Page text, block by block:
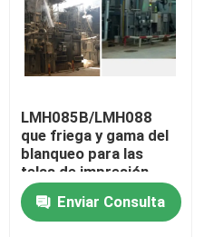
LMH085B/LMH088
que friega y gama del
blanqueo para las
telas de impresión
tejidas
Enviar Consulta